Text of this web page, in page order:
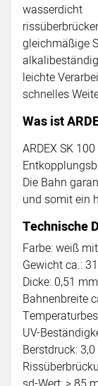
wasserdicht
gleichmäßige
alkalibeständig
leichte
schnelles
Was ist
ARDEX SK
Die Bahn
und somit ein
Technische
Farbe: weiß
Gewicht ca.:
Dicke: 0,51 mm
Bahnenbreite
UV-
Berstdruck: